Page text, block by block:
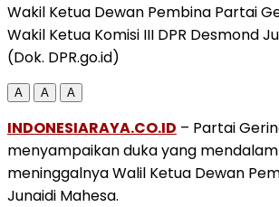
Wakil Ketua Dewan Pembina Partai
Wakil Ketua Komisi III DPR Desmond
(Dok. DPR.go.id)
A A A
INDONESIARAYA.CO.ID – Partai
menyampaikan duka yang
meninggalnya Walil Ketua Dewan
Junaidi Mahesa.